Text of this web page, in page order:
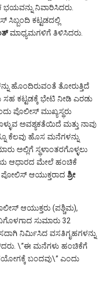
ನಿವಾರಿಸಿದರು.
ಸಿಬ್ಬಂದಿ ಕಟ್ಟಡದಲ್ಲಿ
ಮಾಧ್ಯಮಗಳಿಗೆ ತಿಳಿಸಿದರು.
ಹೊಂದಿರುವಂತೆ ತೋರುತ್ತಿದೆ
ಕಟ್ಟಡಕ್ಕೆ ಭೇಟಿ ನೀಡಿ ಎರಡು
ಪೊಲೀಸ್ ಮುಖ್ಯಸ್ಥರು
ಅವಶ್ಯಕತೆಯಿದೆ ಮತ್ತು ನಾವು
ಕೆಲವು ಹೊಸ ಮನೆಗಳನ್ನು
ಅಲ್ಲಿಗೆ ಸ್ಥಳಾಂತರಗೊಳ್ಳಲು
ಆಧಾರದ ಮೇಲೆ ಹಂಚಿಕೆ
ಪೋಲಿಸ್ ಆಯುಕ್ತರಾದ ಶ್ರೀ
ಆಯುಕ್ತರು (ಪಶ್ಚಿಮ),
ಸುಮಾರು 32
ನಿರ್ಮಿಸಿದ ವಸತಿಗೃಹಗಳನ್ನು
\”ಈ ಮನೆಗಳು ಹಂಚಿಕೆಗೆ
ಬಂದವು\” ಎಂದು